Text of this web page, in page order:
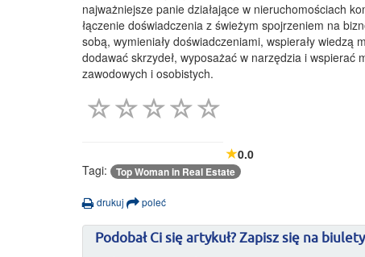
najważniejsze panie działające w nieruchomościach
łączenie doświadczenia z świeżym spojrzeniem na
sobą, wymieniały doświadczeniami, wspierały wiedzą
dodawać skrzydeł, wyposażać w narzędzia i
zawodowych i osobistych.
0.0
Tagi:
Top Woman in Real Estate
drukuj poleć
Podobał Ci się artykuł? Zapisz się na